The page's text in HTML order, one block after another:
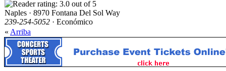
Naples · 8970 Fontana Del Sol Way
239-254-5052 · Económico
« Arriba